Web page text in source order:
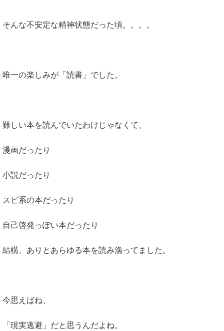
そんな不安定な精神状態だった頃。。。。
唯一の楽しみが「読書」でした。
難しい本を読んでいたわけじゃなくて、
漫画だったり
小説だったり
スピ系の本だったり
自己啓発っぽい本だったり
結構、ありとあらゆる本を読み漁ってました。
今思えばね、
「現実逃避」だと思うんだよね。